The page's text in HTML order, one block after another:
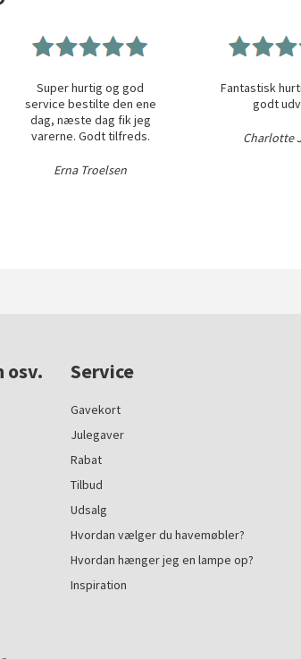
Super hurtig og god
service bestilte den ene
dag, næste dag fik jeg
varerne. Godt tilfreds.
Erna Troelsen
Fantastisk
godt
Charlotte
osv. Service
Gavekort
Julegaver
Rabat
Tilbud
Udsalg
Hvordan vælger du havemøbler?
Hvordan hænger jeg en lampe op?
Inspiration